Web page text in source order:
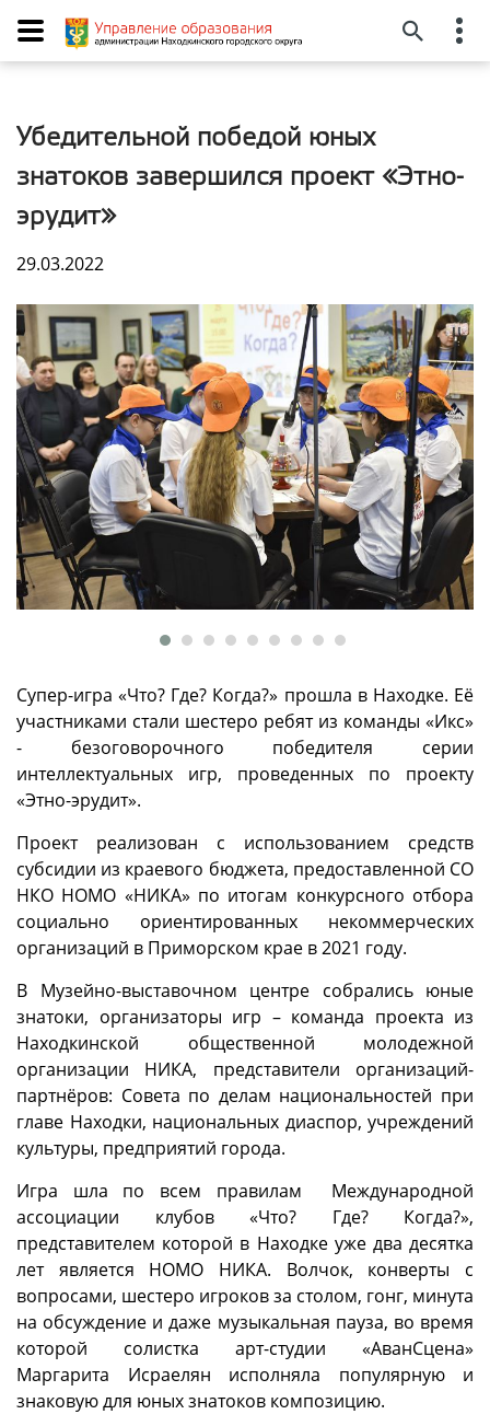
Убедительной победой юных
знатоков завершился проект «Этно-
эрудит»
29.03.2022
Супер-игра «Что? Где? Когда?» прошла в Находке. Её
участниками стали шестеро ребят из команды «Икс»
- безоговорочного победителя серии
интеллектуальных игр, проведенных по проекту
«Этно-эрудит».
Проект реализован с использованием средств
субсидии из краевого бюджета, предоставленной СО
НКО НОМО «НИКА» по итогам конкурсного отбора
социально ориентированных некоммерческих
организаций в Приморском крае в 2021 году.
В Музейно-выставочном центре собрались юные
знатоки, организаторы игр – команда проекта из
Находкинской общественной молодежной
организации НИКА, представители организаций-
партнёров: Совета по делам национальностей при
главе Находки, национальных диаспор, учреждений
культуры, предприятий города.
Игра шла по всем правилам Международной
ассоциации клубов «Что? Где? Когда?»,
представителем которой в Находке уже два десятка
лет является НОМО НИКА. Волчок, конверты с
вопросами, шестеро игроков за столом, гонг, минута
на обсуждение и даже музыкальная пауза, во время
которой солистка арт-студии «АванСцена»
Маргарита Исраелян исполняла популярную и
знаковую для юных знатоков композицию.